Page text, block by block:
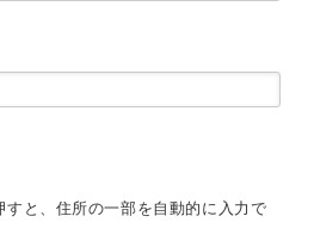
すと、住所の一部を自動的に入力で